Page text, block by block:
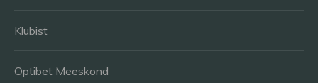
Klubist
Optibet Meeskond